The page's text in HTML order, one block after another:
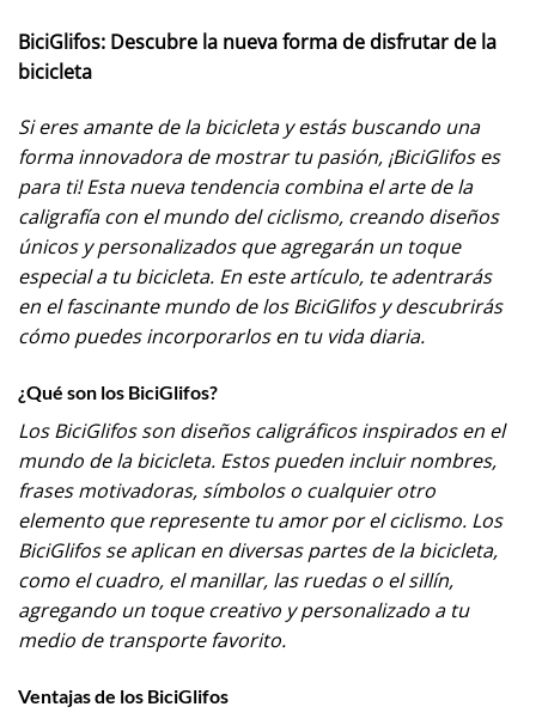
BiciGlifos: Descubre la nueva forma de disfrutar de la
bicicleta
Si eres amante de la bicicleta y estás buscando una
forma innovadora de mostrar tu pasión, ¡BiciGlifos es
para ti! Esta nueva tendencia combina el arte de la
caligrafía con el mundo del ciclismo, creando diseños
únicos y personalizados que agregarán un toque
especial a tu bicicleta. En este artículo, te adentrarás
en el fascinante mundo de los BiciGlifos y descubrirás
cómo puedes incorporarlos en tu vida diaria.
¿Qué son los BiciGlifos?
Los BiciGlifos son diseños caligráficos inspirados en el
mundo de la bicicleta. Estos pueden incluir nombres,
frases motivadoras, símbolos o cualquier otro
elemento que represente tu amor por el ciclismo. Los
BiciGlifos se aplican en diversas partes de la bicicleta,
como el cuadro, el manillar, las ruedas o el sillín,
agregando un toque creativo y personalizado a tu
medio de transporte favorito.
Ventajas de los BiciGlifos